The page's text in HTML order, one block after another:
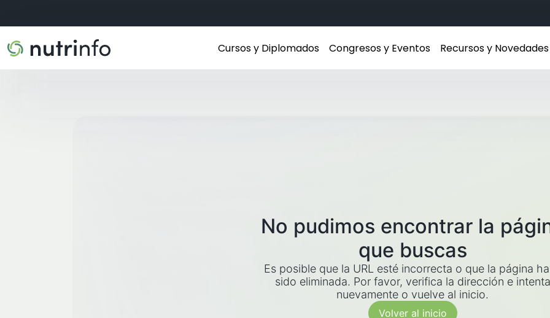
Cursos y Diplomados Congresos y Eventos Recursos y Novedades
No pudimos encontrar la
que buscas
Es posible que la URL esté incorrecta o que la página
sido eliminada. Por favor, verifica la dirección e intenta
nuevamente o vuelve al inicio.
Volver al inicio